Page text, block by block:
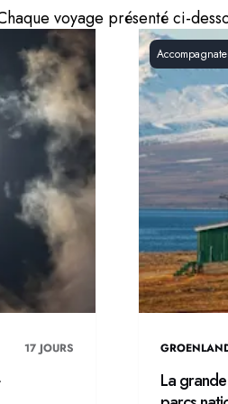
voyage présenté ci-
17 JOURS
La